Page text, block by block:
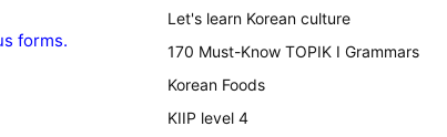
forms.
Let's learn Korean culture
170 Must-Know TOPIK I Grammars
Korean Foods
KIIP level 4